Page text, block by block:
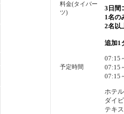
料金(タイバー
ツ)
3日間
1名の
2名以
追加1
予定時間
07:15
07:15
07:15
ホテ
ダイ
テキ